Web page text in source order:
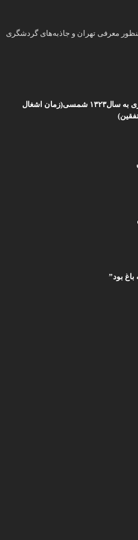
شناسی در سال ۱۳۹۵ به منظور معرفی تهران و جاذبه‌های گردشگری
نقشه محمد غفاری به سال۱۳۲۳ شمسی(زمان اشغال
بود”